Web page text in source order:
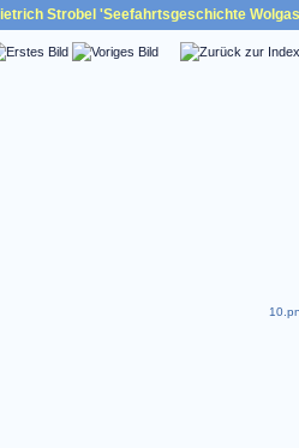
Strobel 'Seefahrtsgeschichte